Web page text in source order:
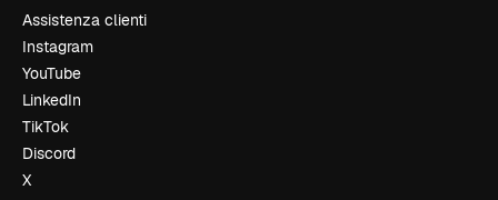
Assistenza clienti
Instagram
YouTube
LinkedIn
TikTok
Discord
X